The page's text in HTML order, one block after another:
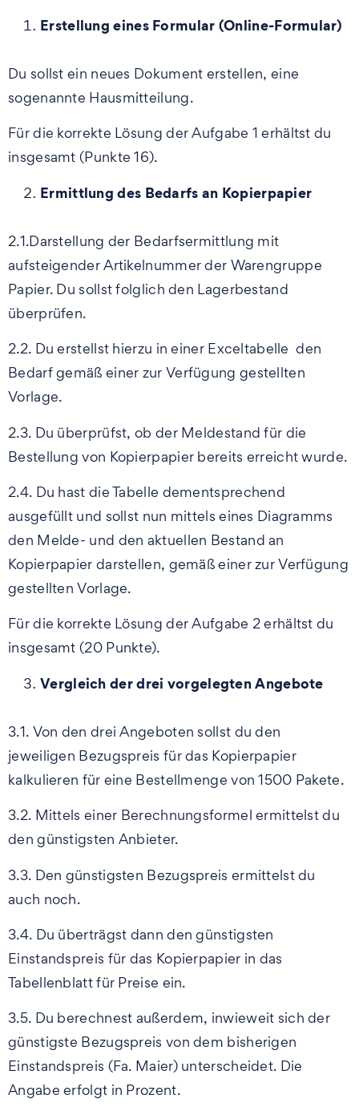
Erstellung eines Formular (Online-Formular)
Du sollst ein neues Dokument erstellen, eine
sogenannte Hausmitteilung.
Für die korrekte Lösung der Aufgabe 1 erhältst du
insgesamt (Punkte 16).
Ermittlung des Bedarfs an Kopierpapier
2.1.Darstellung der Bedarfsermittlung mit
aufsteigender Artikelnummer der Warengruppe
Papier. Du sollst folglich den Lagerbestand
überprüfen.
2.2. Du erstellst hierzu in einer Exceltabelle den
Bedarf gemäß einer zur Verfügung gestellten
Vorlage.
2.3. Du überprüfst, ob der Meldestand für die
Bestellung von Kopierpapier bereits erreicht wurde.
2.4. Du hast die Tabelle dementsprechend
ausgefüllt und sollst nun mittels eines Diagramms
den Melde- und den aktuellen Bestand an
Kopierpapier darstellen, gemäß einer zur Verfügung
gestellten Vorlage.
Für die korrekte Lösung der Aufgabe 2 erhältst du
insgesamt (20 Punkte).
Vergleich der drei vorgelegten Angebote
3.1. Von den drei Angeboten sollst du den
jeweiligen Bezugspreis für das Kopierpapier
kalkulieren für eine Bestellmenge von 1500 Pakete.
3.2. Mittels einer Berechnungsformel ermittelst du
den günstigsten Anbieter.
3.3. Den günstigsten Bezugspreis ermittelst du
auch noch.
3.4. Du überträgst dann den günstigsten
Einstandspreis für das Kopierpapier in das
Tabellenblatt für Preise ein.
3.5. Du berechnest außerdem, inwieweit sich der
günstigste Bezugspreis von dem bisherigen
Einstandspreis (Fa. Maier) unterscheidet. Die
Angabe erfolgt in Prozent.